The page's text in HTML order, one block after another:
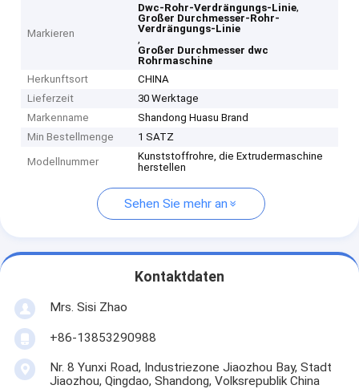
Markieren
Dwc-Rohr-Verdrängungs-Linie,
Großer Durchmesser-Rohr-
Verdrängungs-Linie
,
Großer Durchmesser dwc
Rohrmaschine
Herkunftsort
CHINA
Lieferzeit
30 Werktage
Markenname
Shandong Huasu Brand
Min Bestellmenge
1 SATZ
Modellnummer
Kunststoffrohre, die Extrudermaschine
herstellen
Sehen Sie mehr an
Kontaktdaten
Mrs. Sisi Zhao
+86-13853290988
Nr. 8 Yunxi Road, Industriezone Jiaozhou Bay, Stadt
Jiaozhou, Qingdao, Shandong, Volksrepublik China